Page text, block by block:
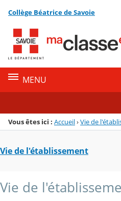
Menu de la rubrique
Contenu
Collège Béatrice de Savoie
MENU
Vous êtes ici : Accueil›Vie de
Vie de l'établissement
Vie de